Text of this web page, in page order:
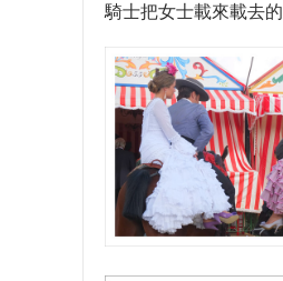
騎士把女士載來載去的